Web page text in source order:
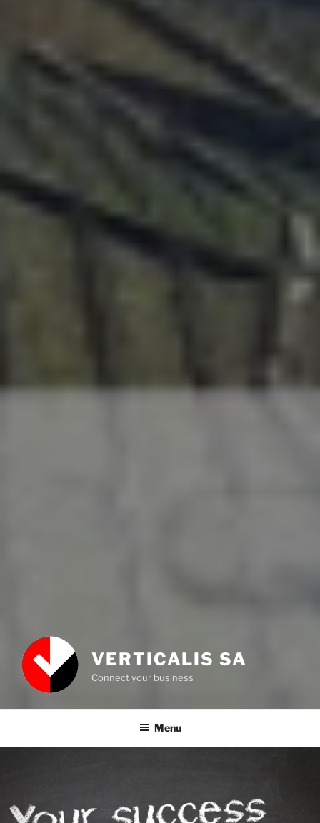
VERTICALIS SA
Connect your business
Menu